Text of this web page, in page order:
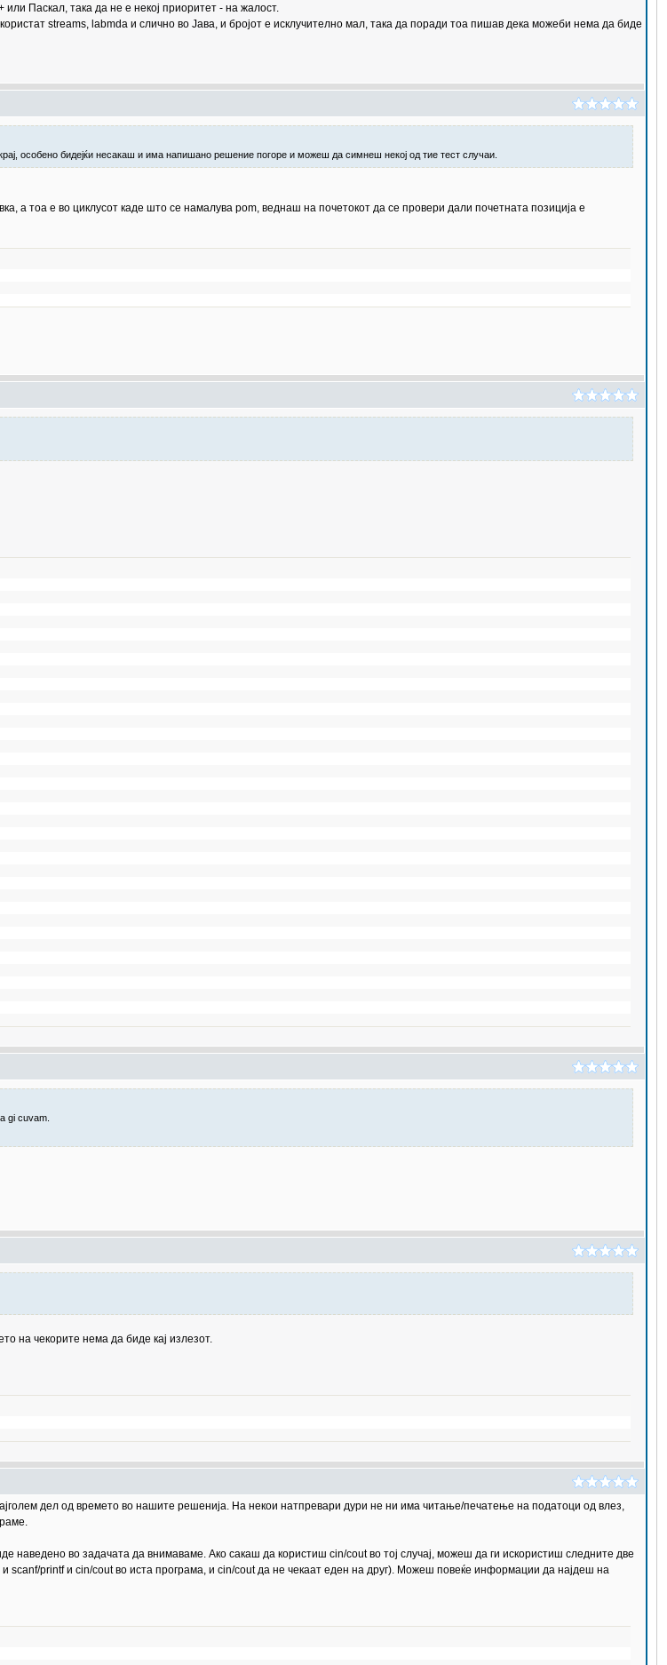
Паскал, така да не е некој приоритет - на жалост.
streams, labmda и слично во Јава, и бројот е исклучително мал, така да поради тоа пишав дека можеби нема да биде
особено бидејќи несакаш и има напишано решение погоре и можеш да симнеш некој од тие тест случаи.
а тоа е во циклусот каде што се намалува pom, веднаш на почетокот да се провери дали почетната позиција е
gi cuvam.
на чекорите нема да биде кај излезот.
дел од времето во нашите решенија. На некои натпревари дури не ни има читање/печатење на податоци од влез,
наведено во задачата да внимаваме. Ако сакаш да користиш cin/cout во тој случај, можеш да ги искористиш следните две
scanf/printf и cin/cout во иста програма, и cin/cout да не чекаат еден на друг). Можеш повеќе информации да најдеш на